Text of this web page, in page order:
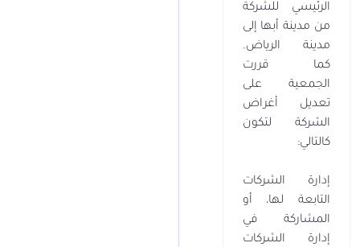
الرئيسي للشركة
من مدينة أبها إلى
مدينة الرياض.
كما قررت
الجمعية على
تعديل أغراض
الشركة لتكون
كالتالي:
إدارة الشركات
التابعة لها، أو
المشاركة في
إدارة الشركات